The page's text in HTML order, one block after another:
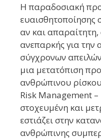
Η παραδοσιακή
ευαισθητοποίησης
αν και απαραίτητη,
ανεπαρκής για την
σύγχρονων
μια μετατόπιση
ανθρώπινου
Risk Management –
στοχευμένη και
εστιάζει στην
ανθρώπινης